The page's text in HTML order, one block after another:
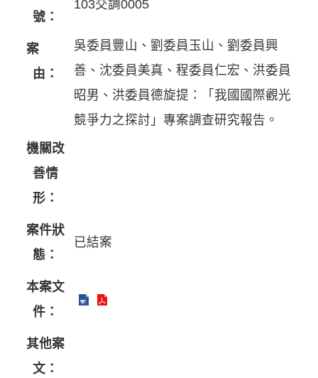
號：
103交調0005
案
由：
吳委員豐山、劉委員玉山、劉委員興
善、沈委員美真、程委員仁宏、洪委員
昭男、洪委員德旋提：「我國國際觀光
競爭力之探討」專案調查研究報告。
機關改
善情
形：
案件狀
態：
已結案
本案文
件：
其他案
文：